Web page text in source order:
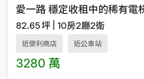
愛一路 穩定收租中的稀有電
82.65坪 10房2廳2衛
近便利商店 近公車站
3280 萬